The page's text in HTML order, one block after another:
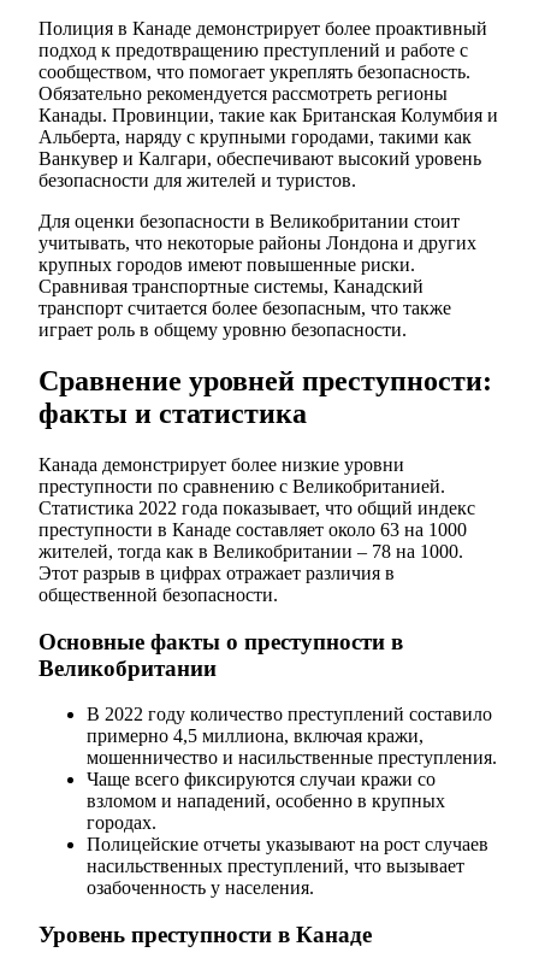
Полиция в Канаде демонстрирует более проактивный
подход к предотвращению преступлений и работе с
сообществом, что помогает укреплять безопасность.
Обязательно рекомендуется рассмотреть регионы
Канады. Провинции, такие как Британская Колумбия и
Альберта, наряду с крупными городами, такими как
Ванкувер и Калгари, обеспечивают высокий уровень
безопасности для жителей и туристов.
Для оценки безопасности в Великобритании стоит
учитывать, что некоторые районы Лондона и других
крупных городов имеют повышенные риски.
Сравнивая транспортные системы, Канадский
транспорт считается более безопасным, что также
играет роль в общему уровню безопасности.
Сравнение уровней преступности:
факты и статистика
Канада демонстрирует более низкие уровни
преступности по сравнению с Великобританией.
Статистика 2022 года показывает, что общий индекс
преступности в Канаде составляет около 63 на 1000
жителей, тогда как в Великобритании – 78 на 1000.
Этот разрыв в цифрах отражает различия в
общественной безопасности.
Основные факты о преступности в
Великобритании
В 2022 году количество преступлений составило
примерно 4,5 миллиона, включая кражи,
мошенничество и насильственные преступления.
Чаще всего фиксируются случаи кражи со
взломом и нападений, особенно в крупных
городах.
Полицейские отчеты указывают на рост случаев
насильственных преступлений, что вызывает
озабоченность у населения.
Уровень преступности в Канаде